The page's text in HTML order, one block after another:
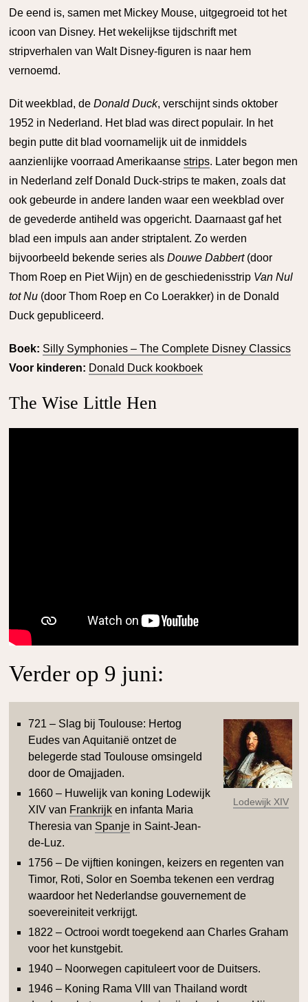
De eend is, samen met Mickey Mouse, uitgegroeid tot het
icoon van Disney. Het wekelijkse tijdschrift met
stripverhalen van Walt Disney-figuren is naar hem
vernoemd.
Dit weekblad, deDonald Duck, verschijnt sinds oktober
1952 in Nederland. Het blad was direct populair. In het
begin putte dit blad voornamelijk uit de inmiddels
aanzienlijke voorraad Amerikaansestrips. Later begon men
in Nederland zelf Donald Duck-strips te maken, zoals dat
ook gebeurde in andere landen waar een weekblad over
de gevederde antiheld was opgericht. Daarnaast gaf het
blad een impuls aan ander striptalent. Zo werden
bijvoorbeeld bekende series alsDouwe Dabbert(door
Thom Roep en Piet Wijn) en de geschiedenisstrip Van Nul
tot Nu (door Thom Roep en Co Loerakker) in de Donald
Duck gepubliceerd.
Boek: Silly Symphonies – The Complete Disney Classics
Voor kinderen: Donald Duck kookboek
The Wise Little Hen
Verder op 9 juni:
Lodewijk XIV
721 – Slag bij Toulouse: Hertog
Eudes van Aquitanië ontzet de
belegerde stad Toulouse omsingeld
door de Omajjaden.
1660 – Huwelijk van koning Lodewijk
XIV van Frankrijk en infanta Maria
Theresia van Spanje in Saint-Jean-
de-Luz.
1756 – De vijftien koningen, keizers en regenten van
Timor, Roti, Solor en Soemba tekenen een verdrag
waardoor het Nederlandse gouvernement de
soevereiniteit verkrijgt.
1822 – Octrooi wordt toegekend aan Charles Graham
voor het kunstgebit.
1940 – Noorwegen capituleert voor de Duitsers.
1946 – Koning Rama VIII van Thailand wordt